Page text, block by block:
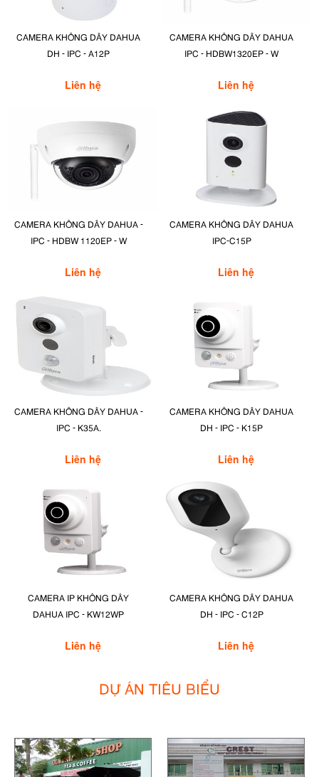
CAMERA KHÔNG DÂY DAHUA
DH - IPC - A12P
Liên hệ
CAMERA KHÔNG DÂY DAHUA
IPC - HDBW1320EP - W
Liên hệ
CAMERA KHÔNG DÂY DAHUA -
IPC - HDBW 1120EP - W
Liên hệ
CAMERA KHÔNG DÂY DAHUA
IPC-C15P
Liên hệ
CAMERA KHÔNG DÂY DAHUA -
IPC - K35A.
Liên hệ
CAMERA KHÔNG DÂY DAHUA
DH - IPC - K15P
Liên hệ
CAMERA IP KHÔNG DÂY
DAHUA IPC - KW12WP
Liên hệ
CAMERA KHÔNG DÂY DAHUA
DH - IPC - C12P
Liên hệ
DỰ ÁN TIÊU BIỂU